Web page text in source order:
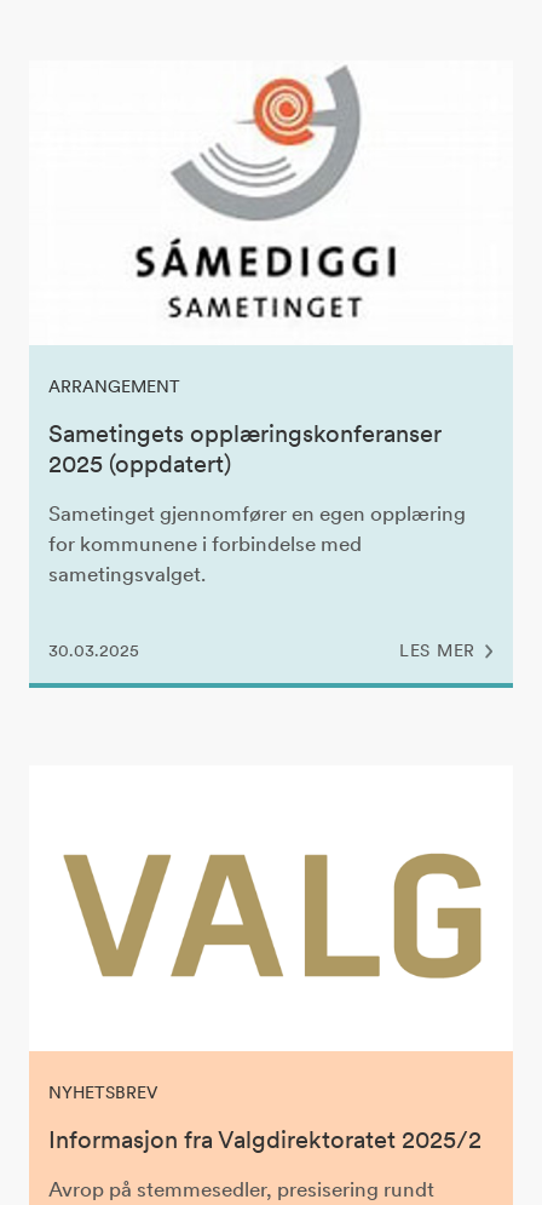
ARRANGEMENT
Sametingets opplæringskonferanser
2025 (oppdatert)
Sametinget gjennomfører en egen opplæring
for kommunene i forbindelse med
sametingsvalget.
30.03.2025 LES MER
NYHETSBREV
Informasjon fra Valgdirektoratet 2025/2
Avrop på stemmesedler, presisering rundt